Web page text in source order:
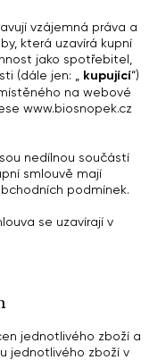
vzájemná práva a
která uzavírá kupní
jako spotřebitel,
(dále jen: „ kupující“)
na webové
www.biosnopek.cz
nedílnou součástí
smlouvě mají
podmínek.
se uzavírají v
jednotlivého zboží a
jednotlivého zboží v